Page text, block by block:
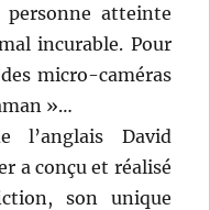
personne atteinte
incurable. Pour
micro-caméras
»…
l’anglais David
a conçu et réalisé
son unique